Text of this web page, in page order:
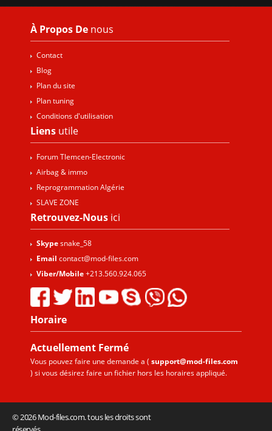
À Propos De nous
Contact
Blog
Plan du site
Plan tuning
Conditions d'utilisation
Liens utile
Forum Tlemcen-Electronic
Airbag & immo
Reprogrammation Algérie
SLAVE ZONE
Retrouvez-Nous ici
Skypesnake_58
Email contact@mod-files.com
Viber/Mobile+213.560.924.065
Horaire
Actuellement Fermé
Vous pouvez faire une demande a ( support@mod-files.com
) si vous désirez faire un fichier hors les horaires appliqué.
© 2026 Mod-files.com. tous les droits sont